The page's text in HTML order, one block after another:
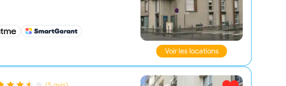
Voir les locations